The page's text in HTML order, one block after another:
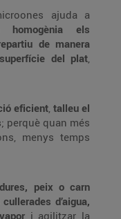
ajuda a
homogènia els
de manera
del plat,
eficient, talleu el
; perquè quan més
menys temps
peix o carn
d’aigua,
vapor i agilitzar la